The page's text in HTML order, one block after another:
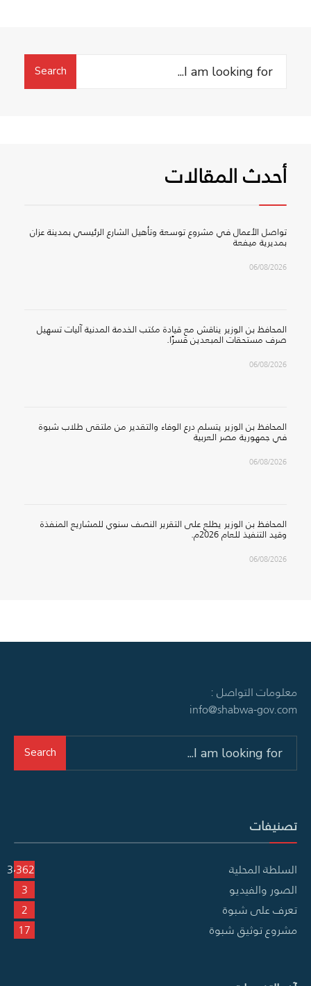
Search
Search
أحدث المقالات
تواصل الأعمال في مشروع توسعة وتأهيل الشارع الرئيسي بمدينة عزان
بمديرية ميفعة
06/08/2026
المحافظ بن الوزير يناقش مع قيادة مكتب الخدمة المدنية آليات تسهيل
صرف مستحقات المبعدين قسرًا.
06/08/2026
المحافظ بن الوزير يتسلم درع الوفاء والتقدير من ملتقى طلاب شبوة
في جمهورية مصر العربية
06/08/2026
المحافظ بن الوزير يطلع على التقرير النصف سنوي للمشاريع المنفذة
وقيد التنفيذ للعام 2026م.
06/08/2026
معلومات التواصل :
info@shabwa-gov.com
Search
تصنيفات
السلطة المحلية
3٬362
الصور والفيديو
3
تعرف على شبوة
2
مشروع توثيق شبوة
17